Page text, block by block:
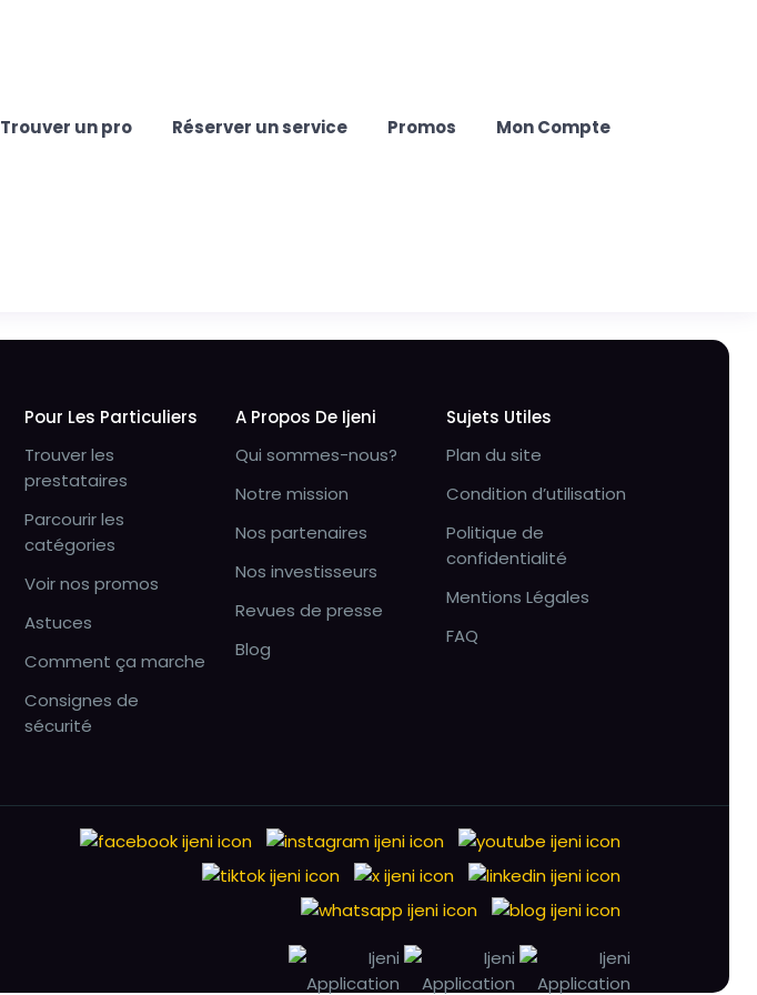
Trouver un pro Réserver un service Promos Mon Compte
Pour Les Particuliers
Trouver les
prestataires
Parcourir les
catégories
Voir nos promos
Astuces
Comment ça marche
Consignes de
sécurité
A Propos De Ijeni
Qui sommes-nous?
Notre mission
Nos partenaires
Nos investisseurs
Revues de presse
Blog
Sujets Utiles
Plan du site
Condition d’utilisation
Politique de
confidentialité
Mentions Légales
FAQ